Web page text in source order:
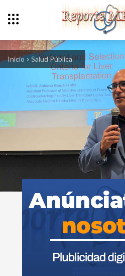
Inicio Salud Pública